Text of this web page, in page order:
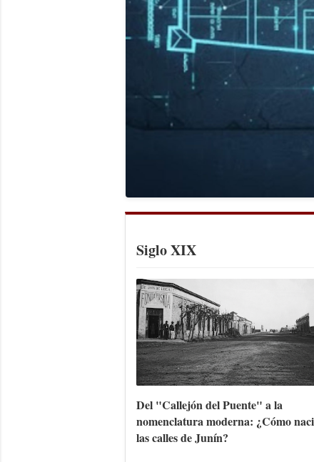
Siglo XIX
Del "Callejón del Puente" a la
nomenclatura moderna: ¿Cómo
las calles de Junín?